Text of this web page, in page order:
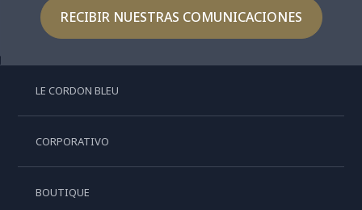
RECIBIR NUESTRAS COMUNICACIONES
LE CORDON BLEU
CORPORATIVO
BOUTIQUE